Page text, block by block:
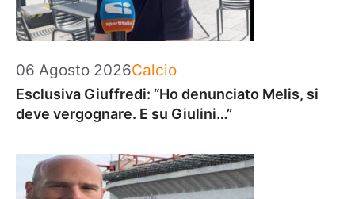
06 Agosto 2026Categorie
Calcio
Esclusiva Giuffredi: “Ho denunciato Melis, si
deve vergognare. E su Giulini…”